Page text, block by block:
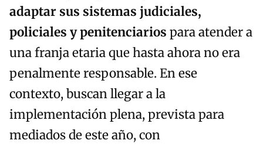
adaptar sus sistemas judiciales,
policiales y penitenciarios para atender a
una franja etaria que hasta ahora no era
penalmente responsable. En ese
contexto, buscan llegar a la
implementación plena, prevista para
mediados de este año, con